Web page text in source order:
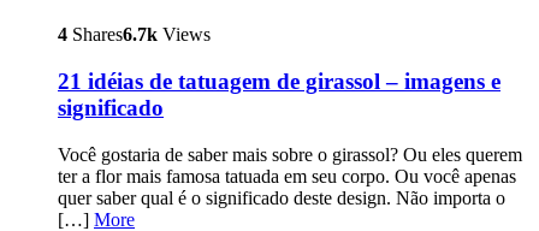
4 Shares6.7k Views
21 idéias de tatuagem de girassol – imagens e
significado
Você gostaria de saber mais sobre o girassol? Ou eles querem
ter a flor mais famosa tatuada em seu corpo. Ou você apenas
quer saber qual é o significado deste design. Não importa o
[…] More